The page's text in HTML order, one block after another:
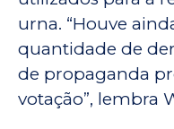
urna. “Houve
quantidade de
de propaganda
votação”, lembra